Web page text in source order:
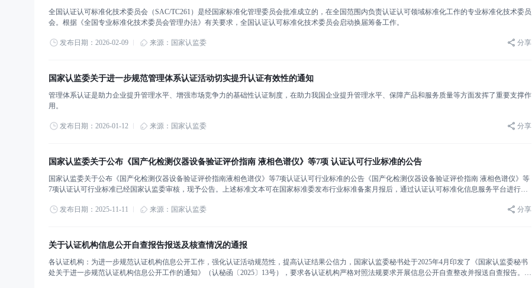
全国认证认可标准化技术委员会（SAC/TC261）是经国家标准化管理委员会批准成立的，在全国范围内负责认证认可领域标准化工作的专业标准化技术委员
会。根据《全国专业标准化技术委员会管理办法》有关要求，全国认证认可标准化技术委员会启动换届筹备工作。
发布日期：2026-02-09 来源：国家认监委 分享
国家认监委关于进一步规范管理体系认证活动切实提升认证有效性的通知
管理体系认证是助力企业提升管理水平、增强市场竞争力的基础性认证制度，在助力我国企业提升管理水平、保障产品和服务质量等方面发挥了重要支撑作
用。
发布日期：2026-01-12 来源：国家认监委 分享
国家认监委关于公布《国产化检测仪器设备验证评价指南 液相色谱仪》等7项 认证认可行业标准的公告
国家认监委关于公布《国产化检测仪器设备验证评价指南液相色谱仪》等7项认证认可行业标准的公告《国产化检测仪器设备验证评价指南 液相色谱仪》等
7项认证认可行业标准已经国家认监委审核，现予公告。上述标准文本可在国家标准委发布行业标准备案月报后，通过认证认可标准化信息服务平台进行查
发布日期：2025-11-11
来源：国家认监委 分享
关于认证机构信息公开自查报告报送及核查情况的通报
各认证机构：为进一步规范认证机构信息公开工作，强化认证活动规范性，提高认证结果公信力，国家认监委秘书处于2025年4月印发了《国家认监委秘书
处关于进一步规范认证机构信息公开工作的通知》（认秘函〔2025〕13号），要求各认证机构严格对照法规要求开展信息公开自查整改并报送自查报告。现